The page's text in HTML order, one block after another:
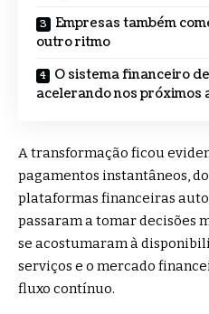
Empresas também
outro ritmo
O sistema financeiro
acelerando nos próximos
A transformação ficou
pagamentos instantâneos,
plataformas financeiras
passaram a tomar decisões
se acostumaram à
serviços e o mercado
fluxo contínuo.